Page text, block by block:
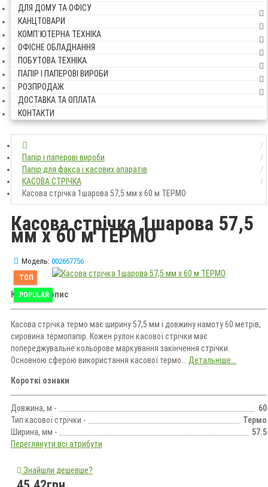
ДЛЯ ДОМУ ТА ОФІСУ
КАНЦТОВАРИ
КОМП`ЮТЕРНА ТЕХНІКА
ОФІСНЕ ОБЛАДНАННЯ
ПОБУТОВА ТЕХНІКА
ПАПІР І ПАПЕРОВІ ВИРОБИ
РОЗПРОДАЖ
ДОСТАВКА ТА ОПЛАТА
КОНТАКТИ
Папір і паперові вироби
Папір для факса і касових апаратів
КАСОВА СТРІЧКА
Касова стрічка 1шарова 57,5 мм х 60 м ТЕРМО
Касова стрічка 1шарова 57,5
мм х 60 м ТЕРМО
Модель: 002667756
ТОП
POPULAR
Короткий опис
Касова стрічка термо має ширину 57,5 мм і довжину намоту 60 метрів,
сировина термопапір. Кожен рулон касової стрічки має
попереджувальне кольорове маркування закінчення стрічки.
Основною сферою використання касової термо... Детальніше...
Короткі ознаки
Довжина, м -
60
Тип касової стрічки -
Термо
Ширина, мм -
57.5
Переглянути всі атрибути
Знайшли дешевше?